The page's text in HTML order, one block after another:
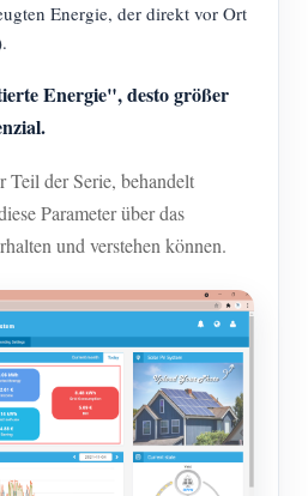
Energie, der direkt vor Ort
Energie", desto größer
Teil der Serie, behandelt
Parameter über das
und verstehen können.